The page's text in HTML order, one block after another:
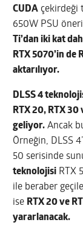
CUDA çekirdeği
650W PSU
Ti’dan iki kat
RTX 5070’in de
aktarılıyor.
DLSS 4
RTX 20, RTX
geliyor. Ancak
Örneğin, DLSS
50 serisinde
teknolojisi RTX
ile beraber
ise RTX 20 ve
yararlanacak.